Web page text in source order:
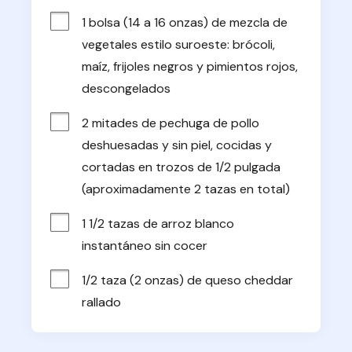
1 bolsa (14 a 16 onzas) de mezcla de
vegetales estilo suroeste: brócoli,
maíz, frijoles negros y pimientos rojos,
descongelados
2 mitades de pechuga de pollo
deshuesadas y sin piel, cocidas y
cortadas en trozos de 1/2 pulgada
(aproximadamente 2 tazas en total)
1 1/2 tazas de arroz blanco
instantáneo sin cocer
1/2 taza (2 onzas) de queso cheddar
rallado